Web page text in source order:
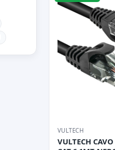
VULTECH
VULTECH